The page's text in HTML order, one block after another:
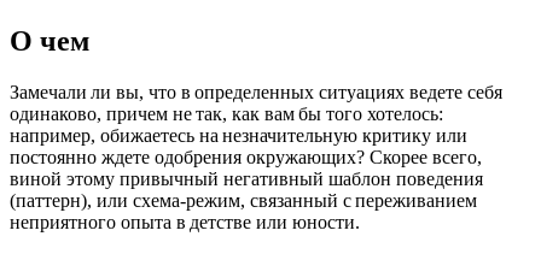
О чем
Замечали ли вы, что в определенных ситуациях ведете себя
одинаково, причем не так, как вам бы того хотелось:
например, обижаетесь на незначительную критику или
постоянно ждете одобрения окружающих? Скорее всего,
виной этому привычный негативный шаблон поведения
(паттерн), или схема-режим, связанный с переживанием
неприятного опыта в детстве или юности.